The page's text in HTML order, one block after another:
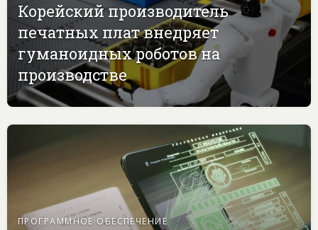
Корейский производитель
печатных плат внедряет
гуманоидных роботов на
производстве
ПРОГРАММНОЕ ОБЕСПЕЧЕНИЕ